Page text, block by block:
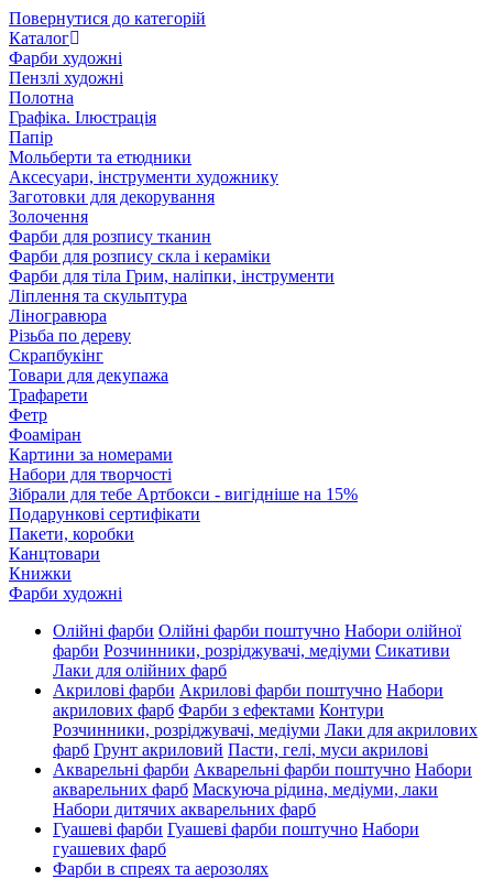
Повернутися до категорій
Каталог
Фарби художні
Пензлі художні
Полотна
Графіка. Ілюстрація
Папір
Мольберти та етюдники
Аксесуари, інструменти художнику
Заготовки для декорування
Золочення
Фарби для розпису тканин
Фарби для розпису скла і кераміки
Фарби для тіла Грим, наліпки, інструменти
Ліплення та скульптура
Ліногравюра
Різьба по дереву
Скрапбукінг
Товари для декупажа
Трафарети
Фетр
Фоаміран
Картини за номерами
Набори для творчості
Зібрали для тебе Артбокси - вигідніше на 15%
Подарункові сертифікати
Пакети, коробки
Канцтовари
Книжки
Фарби художні
Олійні фарби Олійні фарби поштучно Набори олійної
фарби Розчинники, розріджувачі, медіуми Сикативи
Лаки для олійних фарб
Акрилові фарби Акрилові фарби поштучно Набори
акрилових фарб Фарби з ефектами Контури
Розчинники, розріджувачі, медіуми Лаки для акрилових
фарб Грунт акриловий Пасти, гелі, муси акрилові
Акварельні фарби Акварельні фарби поштучно Набори
акварельних фарб Маскуюча рідина, медіуми, лаки
Набори дитячих акварельних фарб
Гуашеві фарби Гуашеві фарби поштучно Набори
гуашевих фарб
Фарби в спреях та аерозолях